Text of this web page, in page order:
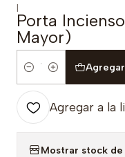
|
Porta
Mayor)
Cantidad
Agregar a la
Mostrar stock